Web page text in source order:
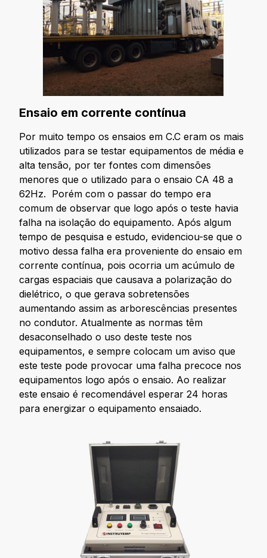
Ensaio em corrente contínua
Por muito tempo os ensaios em C.C eram os mais
utilizados para se testar equipamentos de média e
alta tensão, por ter fontes com dimensões
menores que o utilizado para o ensaio CA 48 a
62Hz. Porém com o passar do tempo era
comum de observar que logo após o teste havia
falha na isolação do equipamento. Após algum
tempo de pesquisa e estudo, evidenciou-se que o
motivo dessa falha era proveniente do ensaio em
corrente contínua, pois ocorria um acúmulo de
cargas espaciais que causava a polarização do
dielétrico, o que gerava sobretensões
aumentando assim as arborescências presentes
no condutor. Atualmente as normas têm
desaconselhado o uso deste teste nos
equipamentos, e sempre colocam um aviso que
este teste pode provocar uma falha precoce nos
equipamentos logo após o ensaio. Ao realizar
este ensaio é recomendável esperar 24 horas
para energizar o equipamento ensaiado.